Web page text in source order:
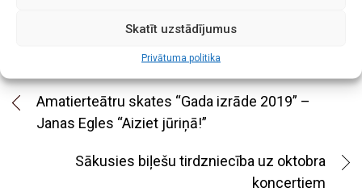
Skatīt uzstādījumus
Privātuma politika
Amatierteātru skates “Gada izrāde 2019” –
Janas Egles “Aiziet jūriņā!”
Sākusies biļešu tirdzniecība uz oktobra
koncertiem